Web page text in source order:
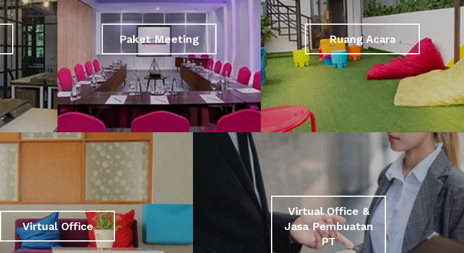
Paket Meeting Ruang Acara
Virtual Office
Virtual Office &
Jasa Pembuatan
PT